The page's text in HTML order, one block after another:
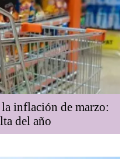
inflación de marzo:
del año